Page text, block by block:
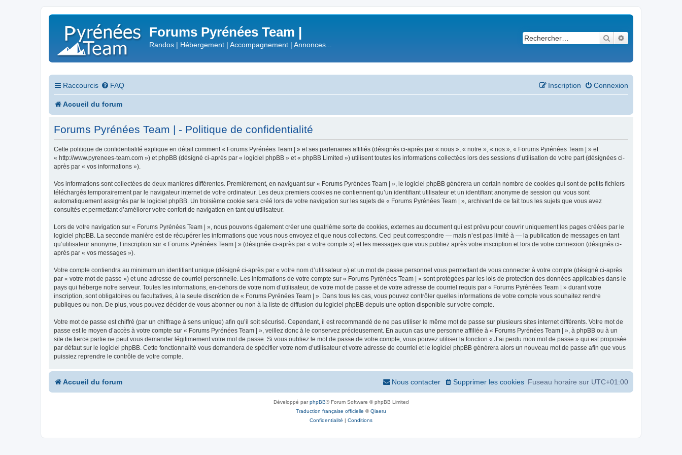
Forums Pyrénées Team |
Randos | Hébergement | Accompagnement | Annonces...
Rechercher
Raccourcis FAQ Connexion
Inscription
Accueil du forum
Forums Pyrénées Team | - Politique de confidentialité
Cette politique de confidentialité explique en détail comment « Forums Pyrénées Team | » et ses partenaires affiliés (désignés ci-après par « nous », « notre », « nos », « Forums Pyrénées Team | » et
« http://www.pyrenees-team.com ») et phpBB (désigné ci-après par « logiciel phpBB » et « phpBB Limited ») utilisent toutes les informations collectées lors des sessions d’utilisation de votre part (désignées ci-
après par « vos informations »).
Vos informations sont collectées de deux manières différentes. Premièrement, en naviguant sur « Forums Pyrénées Team | », le logiciel phpBB génèrera un certain nombre de cookies qui sont de petits fichiers
téléchargés temporairement par le navigateur internet de votre ordinateur. Les deux premiers cookies ne contiennent qu’un identifiant utilisateur et un identifiant anonyme de session qui vous sont
automatiquement assignés par le logiciel phpBB. Un troisième cookie sera créé lors de votre navigation sur les sujets de « Forums Pyrénées Team | », archivant de ce fait tous les sujets que vous avez
consultés et permettant d’améliorer votre confort de navigation en tant qu’utilisateur.
Lors de votre navigation sur « Forums Pyrénées Team | », nous pouvons également créer une quatrième sorte de cookies, externes au document qui est prévu pour couvrir uniquement les pages créées par le
logiciel phpBB. La seconde manière est de récupérer les informations que vous nous envoyez et que nous collectons. Ceci peut correspondre — mais n’est pas limité à — la publication de messages en tant
qu’utilisateur anonyme, l’inscription sur « Forums Pyrénées Team | » (désignée ci-après par « votre compte ») et les messages que vous publiez après votre inscription et lors de votre connexion (désignés ci-
après par « vos messages »).
Votre compte contiendra au minimum un identifiant unique (désigné ci-après par « votre nom d’utilisateur ») et un mot de passe personnel vous permettant de vous connecter à votre compte (désigné ci-après
par « votre mot de passe ») et une adresse de courriel personnelle. Les informations de votre compte sur « Forums Pyrénées Team | » sont protégées par les lois de protection des données applicables dans le
pays qui héberge notre serveur. Toutes les informations, en-dehors de votre nom d’utilisateur, de votre mot de passe et de votre adresse de courriel requis par « Forums Pyrénées Team | » durant votre
inscription, sont obligatoires ou facultatives, à la seule discrétion de « Forums Pyrénées Team | ». Dans tous les cas, vous pouvez contrôler quelles informations de votre compte vous souhaitez rendre
publiques ou non. De plus, vous pouvez décider de vous abonner ou non à la liste de diffusion du logiciel phpBB depuis une option disponible sur votre compte.
Votre mot de passe est chiffré (par un chiffrage à sens unique) afin qu’il soit sécurisé. Cependant, il est recommandé de ne pas utiliser le même mot de passe sur plusieurs sites internet différents. Votre mot de
passe est le moyen d’accès à votre compte sur « Forums Pyrénées Team | », veillez donc à le conservez précieusement. En aucun cas une personne affiliée à « Forums Pyrénées Team | », à phpBB ou à un
site de tierce partie ne peut vous demander légitimement votre mot de passe. Si vous oubliez le mot de passe de votre compte, vous pouvez utiliser la fonction « J’ai perdu mon mot de passe » qui est proposée
par défaut sur le logiciel phpBB. Cette fonctionnalité vous demandera de spécifier votre nom d’utilisateur et votre adresse de courriel et le logiciel phpBB générera alors un nouveau mot de passe afin que vous
puissiez reprendre le contrôle de votre compte.
Accueil du forum Fuseau horaire sur UTC+01:00
Supprimer les cookies
Nous contacter
Développé parphpBB® Forum Software © phpBB Limited
Traduction française officielle ©Qiaeru
Confidentialité | Conditions